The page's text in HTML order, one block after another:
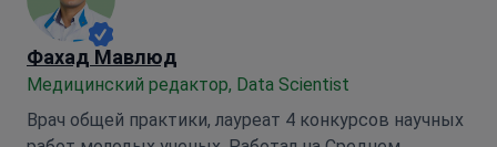
Фахад Мавлюд
Медицинский редактор, Data Scientist
Врач общей практики, лауреат 4 конкурсов научных